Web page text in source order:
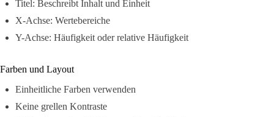
Titel: Beschreibt Inhalt und Einheit
X-Achse: Wertebereiche
Y-Achse: Häufigkeit oder relative Häufigkeit
Farben und Layout
Einheitliche Farben verwenden
Keine grellen Kontraste